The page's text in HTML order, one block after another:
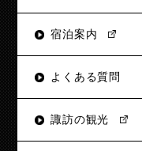
宿泊案内
よくある質問
諏訪の観光